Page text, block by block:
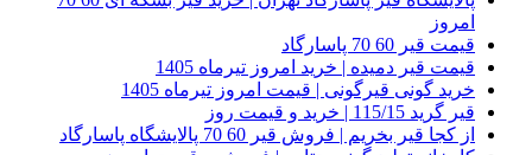
امروز
قیمت قیر 60 70 پاسارگاد
قیمت قیر دمیده | خرید امروز تیرماه 1405
خرید گونی قیرگونی | قیمت امروز تیرماه 1405
قیر گرید 115/15 | خرید و قیمت روز
از کجا قیر بخریم | فروش قیر 60 70 پالایشگاه پاسارگاد